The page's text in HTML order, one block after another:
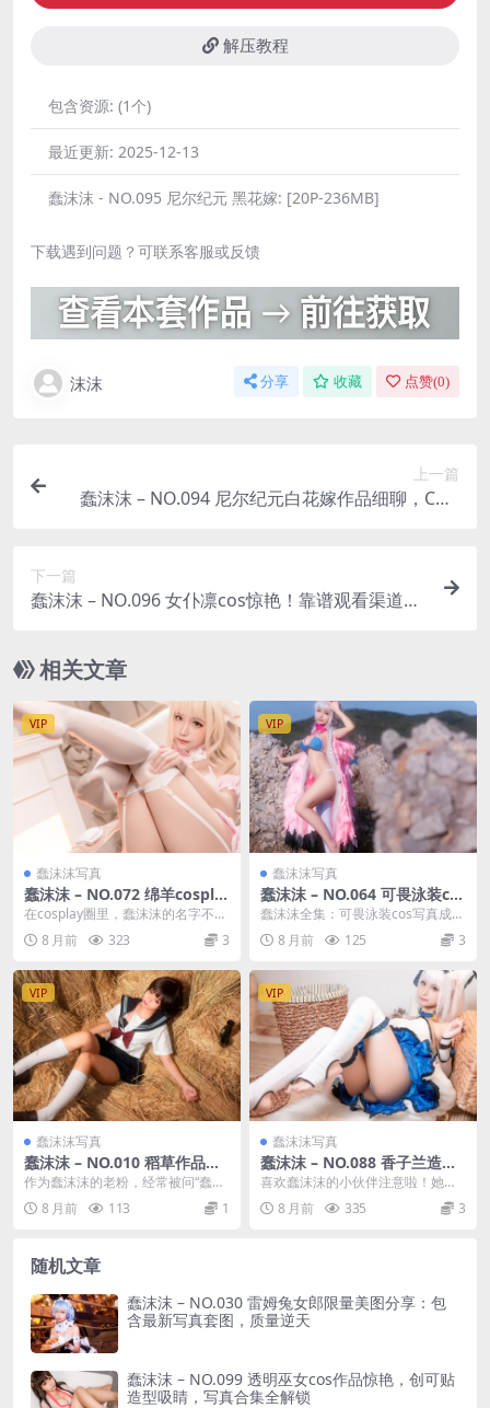
解压教程
包含资源: (1个)
最近更新: 2025-12-13
蠢沫沫 - NO.095 尼尔纪元 黑花嫁: [20P-236MB]
下载遇到问题？可联系客服或反馈
沫沫 分享 收藏 点赞(0)
上一篇
蠢沫沫 – NO.094 尼尔纪元白花嫁作品细聊，COS
下一篇
蠢沫沫 – NO.096 女仆凛cos惊艳！靠谱观看渠道
相关文章
VIP
蠢沫沫写真
蠢沫沫 – NO.072 绵羊cospla
y惊艳出圈，套图亮点与正规
下载渠道分享
在cosplay圈里，蠢沫沫的名字不少
人都听过，她的作品总能精准踩中
大家的审美点...
8 月前 323 3
VIP
蠢沫沫写真
蠢沫沫 – NO.064 可畏泳装co
s写真：全集里的惊艳亮点盘
蠢沫沫全集：可畏泳装cos写真成热
门焦点 喜欢蠢沫沫作品的粉丝，大
多会去关注她的...
8 月前 125 3
VIP
蠢沫沫写真
蠢沫沫 – NO.010 稻草作品在
哪看？cos图包+精灵/稻草造
型合集，粉丝收藏级指南！
作为蠢沫沫的老粉，经常被问“蠢沫
沫在哪看”“图包怎么找”，尤其是她
的蠢沫沫cos...
8 月前 113 1
VIP
蠢沫沫写真
蠢沫沫 – NO.088 香子兰造型
惊艳！写真在线观赏+cos图片
亮点速递
喜欢蠢沫沫的小伙伴注意啦！她最
新推出的香子兰造型，刚发布就刷
爆了二次元圈，灵动又...
8 月前 335 3
随机文章
蠢沫沫 – NO.030 雷姆兔女郎限量美图分享：包
含最新写真套图，质量逆天
蠢沫沫 – NO.099 透明巫女cos作品惊艳，创可贴
造型吸睛，写真合集全解锁